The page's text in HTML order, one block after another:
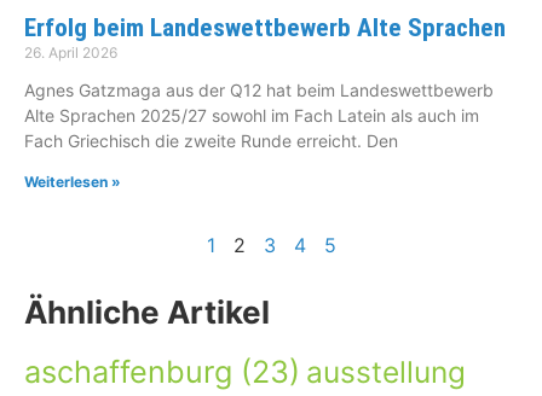
Erfolg beim Landeswettbewerb Alte Sprachen
26. April 2026
Agnes Gatzmaga aus der Q12 hat beim Landeswettbewerb
Alte Sprachen 2025/27 sowohl im Fach Latein als auch im
Fach Griechisch die zweite Runde erreicht. Den
Weiterlesen »
1 2 3 4 5
Ähnliche Artikel
aschaffenburg (23) ausstellung